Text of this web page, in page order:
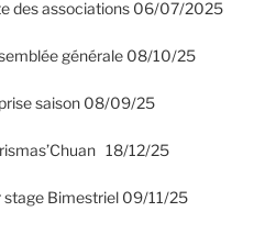
des associations 06/07/2025
générale 08/10/25
saison 08/09/25
18/12/25
stage Bimestriel 09/11/25